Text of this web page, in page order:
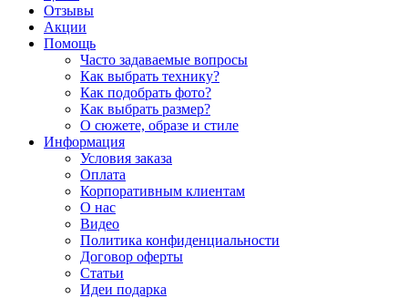
Отзывы
Акции
Помощь
Часто задаваемые вопросы
Как выбрать технику?
Как подобрать фото?
Как выбрать размер?
О сюжете, образе и стиле
Информация
Условия заказа
Оплата
Корпоративным клиентам
О нас
Видео
Политика конфиденциальности
Договор оферты
Статьи
Идеи подарка